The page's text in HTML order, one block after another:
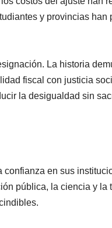
y provincias
La historia
fiscal con justicia
la desigualdad sin
en sus
pública, la ciencia y la